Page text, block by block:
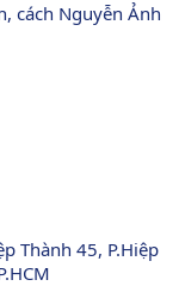
cách Nguyễn Ảnh
Thành 45, P.Hiệp